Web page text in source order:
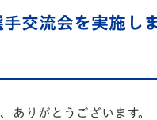
Revive Team
ヴィヴィくんの長崎
交流会を実施し
ありがとうございます。